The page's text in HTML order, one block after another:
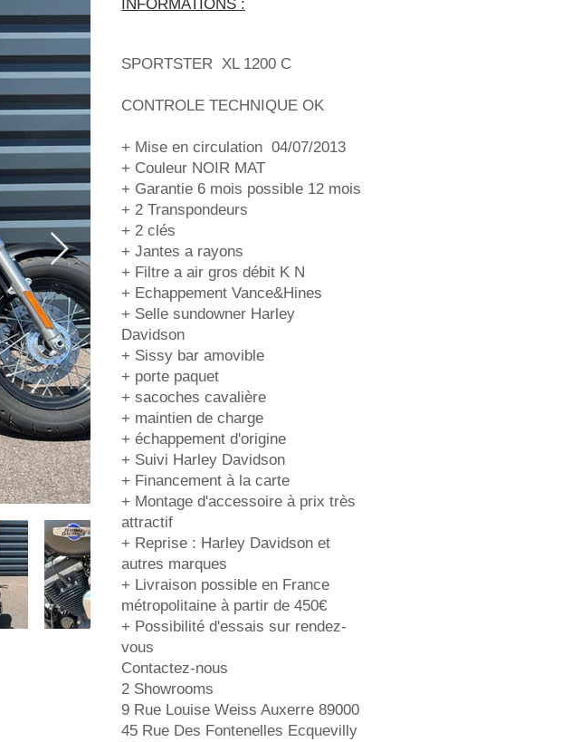
INFORMATIONS :
SPORTSTER XL 1200 C
CONTROLE TECHNIQUE OK
+ Mise en circulation 04/07/2013
+ Couleur NOIR MAT
+ Garantie 6 mois possible 12 mois
+ 2 Transpondeurs
+ 2 clés
+ Jantes a rayons
+ Filtre a air gros débit K N
+ Echappement Vance&Hines
+ Selle sundowner Harley
Davidson
+ Sissy bar amovible
+ porte paquet
+ sacoches cavalière
+ maintien de charge
+ échappement d'origine
+ Suivi Harley Davidson
+ Financement à la carte
+ Montage d'accessoire à prix très
attractif
+ Reprise : Harley Davidson et
autres marques
+ Livraison possible en France
métropolitaine à partir de 450€
+ Possibilité d'essais sur rendez-
vous
Contactez-nous
2 Showrooms
9 Rue Louise Weiss Auxerre 89000
45 Rue Des Fontenelles Ecquevilly